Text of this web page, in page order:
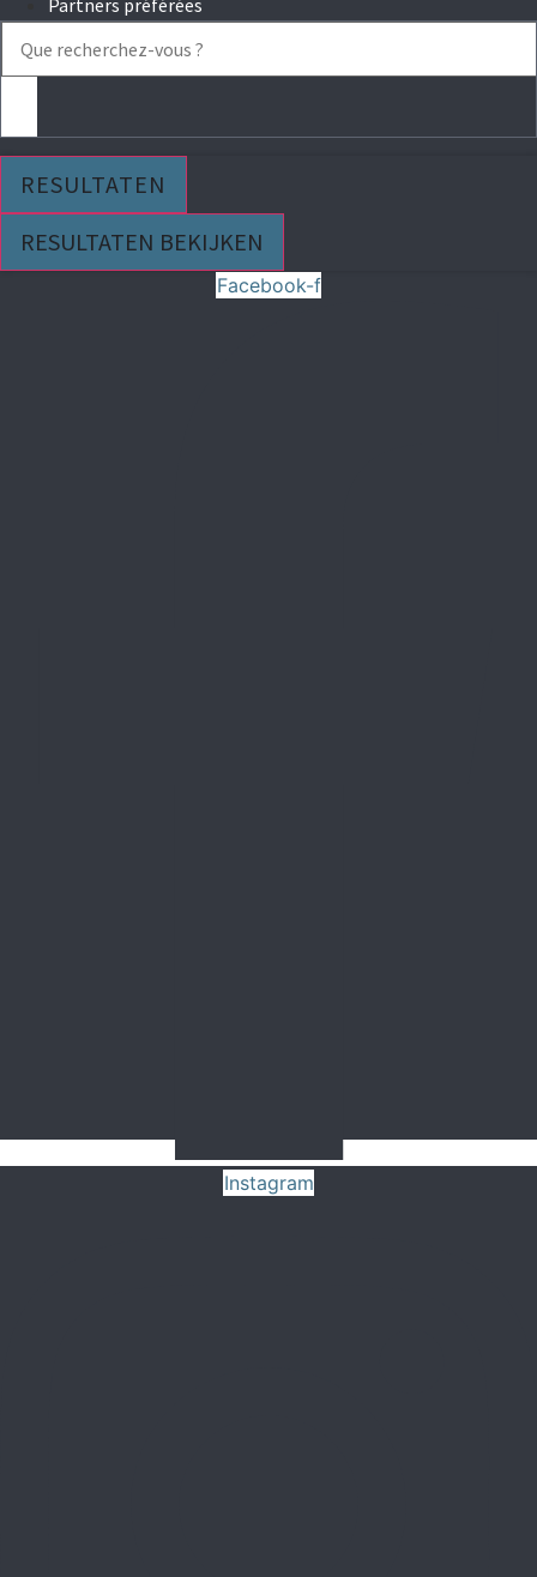
Partners préférées
Search
RESULTATEN
RESULTATEN BEKIJKEN
Facebook-f
Instagram